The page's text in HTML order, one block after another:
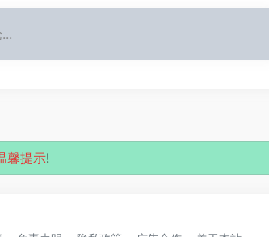
馨提示!